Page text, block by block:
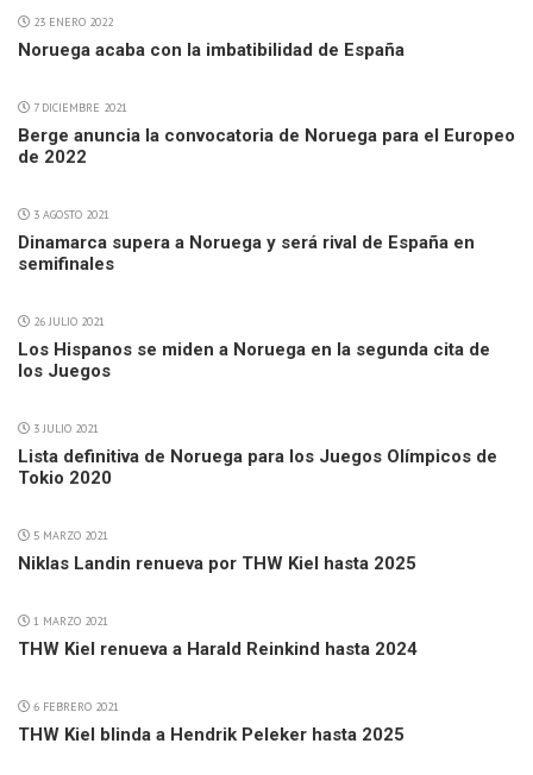
23 ENERO 2022
Noruega acaba con la imbatibilidad de España
7 DICIEMBRE 2021
Berge anuncia la convocatoria de Noruega para el Europeo
de 2022
3 AGOSTO 2021
Dinamarca supera a Noruega y será rival de España en
semifinales
26 JULIO 2021
Los Hispanos se miden a Noruega en la segunda cita de
los Juegos
3 JULIO 2021
Lista definitiva de Noruega para los Juegos Olímpicos de
Tokio 2020
5 MARZO 2021
Niklas Landin renueva por THW Kiel hasta 2025
1 MARZO 2021
THW Kiel renueva a Harald Reinkind hasta 2024
6 FEBRERO 2021
THW Kiel blinda a Hendrik Peleker hasta 2025